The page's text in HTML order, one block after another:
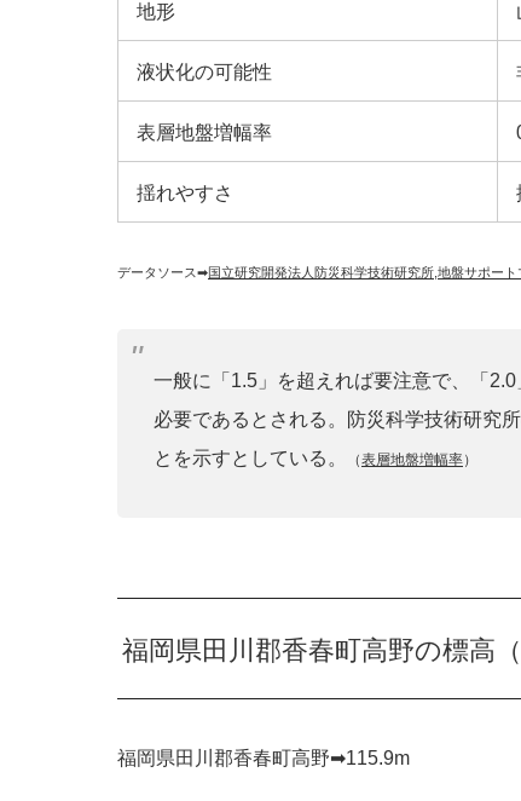
地形
液状化の可能性
表層地盤増幅率
揺れやすさ
データソース➡︎国立研究開発法人防災科学技術研究所 地盤サポート
一般に「1.5」を超えれば要注意で、「
必要であるとされる。防災科学技術研究
とを示すとしている。
（表層地盤増幅率）
福岡県田川郡香春町高野の標高（
福岡県田川郡香春町高野➡︎115.9m